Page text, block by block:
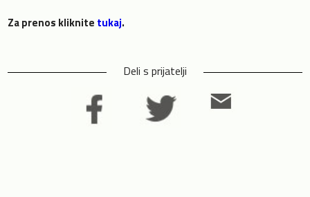
Za prenos kliknite tukaj.
Deli s prijatelji